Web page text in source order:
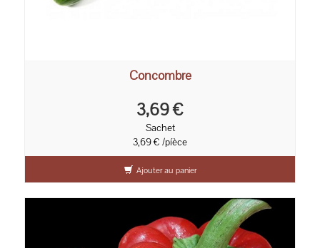
Concombre
3,69 €
Sachet
3,69 € /píèce
Ajouter au panier